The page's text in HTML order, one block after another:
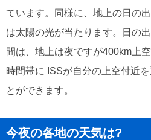
ています。同様に、地上の日の
は太陽の光が当たります。日の
間は、地上は夜ですが400km上
時間帯に ISSが自分の上空付近
とができます。
今夜の各地の天気は?